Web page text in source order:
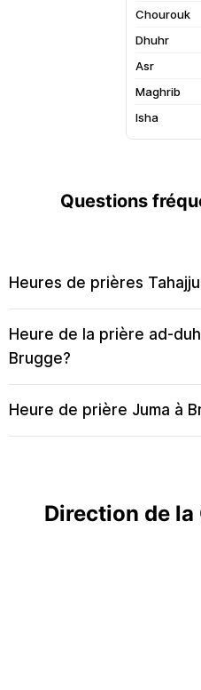
Questions
Heures de prières
Heure de la prière ad-
Brugge?
Heure de prière Juma à
Direction de la